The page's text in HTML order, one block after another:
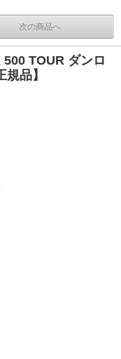
次の商品へ
500 TOUR ダンロ
品】